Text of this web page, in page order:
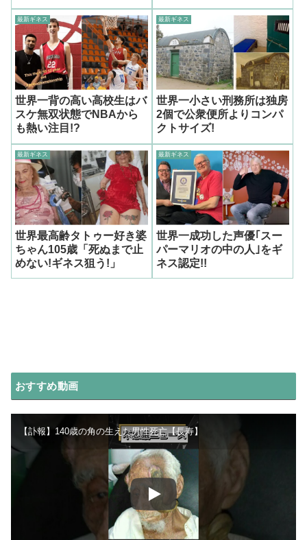
ャウジャ
最新ギネス
世界一背の高い高校生はバ
スケ無双状態でNBAから
も熱い注目!?
最新ギネス
世界一小さい刑務所は独房
2個で公衆便所よりコンパ
クトサイズ!
最新ギネス
世界最高齢タトゥー好き婆
ちゃん105歳「死ぬまで止
めない!ギネス狙う!」
最新ギネス
世界一成功した声優｢スー
パーマリオの中の人｣をギ
ネス認定!!
おすすめ動画
【訃報】140歳の角の生えた男性死亡【長寿】